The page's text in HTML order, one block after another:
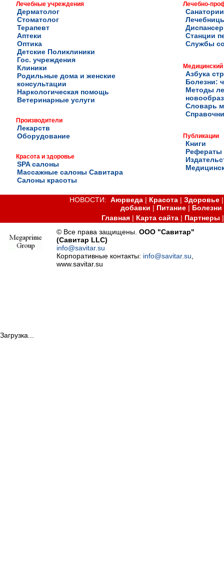
Лечебные учреждения
Дерматолог
Стоматолог
Терапевт
Аптеки
Оптика
Детские Поликлиники
Гос. учреждения
Клиники
Родильные дома и женские
консультации
Наркологическая помощь
Ветеринарные услуги
Производители
Лекарств
Оборудование
Красота и здоровье
SPA салоны
Массажные салоны Савитара
Салоны красоты
Лечебно-
Станции
Службы
Медицинский
Азбука
Болезни:
Методы
Словарь
Публикации
Книги
Рефераты
НОВОСТИ:Аюрведа | Красота |Здоровье
добавки | Питание| Болезни
Главная| Карта сайта| Партнеры
© Все права защищены.ООО "Савитар"
(Савитар LLC)
info@savitar.su
Корпоративные контакты: info@savitar.su
www.savitar.su
Загрузка...